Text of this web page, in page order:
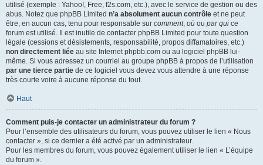
utilisé (exemple : Yahoo!, Free, f2s.com, etc.), avec le service de gestion ou des
abus. Notez que phpBB Limited n’a absolument aucun contrôle et ne peut
être, en aucun cas, tenu pour responsable sur comment, où ou par qui ce
forum est utilisé. Il est inutile de contacter phpBB Limited pour toute question
légale (cessions et désistements, responsabilité, propos diffamatoires, etc.)
non directement liée au site Internet phpbb.com ou au logiciel phpBB lui-
même. Si vous adressez un courriel au groupe phpBB à propos de l’utilisation
par une tierce partie de ce logiciel vous devez vous attendre à une réponse
très courte voire à aucune réponse du tout.
Haut
Comment puis-je contacter un administrateur du forum ?
Pour l’ensemble des utilisateurs du forum, vous pouvez utiliser le lien « Nous
contacter », si ce dernier a été activé par un administrateur.
Pour les membres du forum, vous pouvez également utiliser le lien « L’équipe
du forum ».